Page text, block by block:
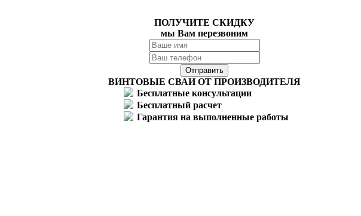
ПОЛУЧИТЕ СКИДКУ
мы Вам перезвоним
ВИНТОВЫЕ СВАИ ОТ ПРОИЗВОДИТЕЛЯ
Бесплатные консультации
Бесплатный расчет
Гарантия на выполненные работы